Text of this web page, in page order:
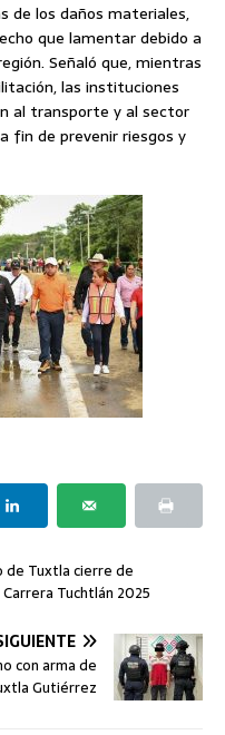
de los daños materiales,
que lamentar debido a
Señaló que, mientras
las instituciones
al transporte y al sector
fin de prevenir riesgos y
de Tuxtla cierre de
Tuchtlán 2025
con arma de
Gutiérrez